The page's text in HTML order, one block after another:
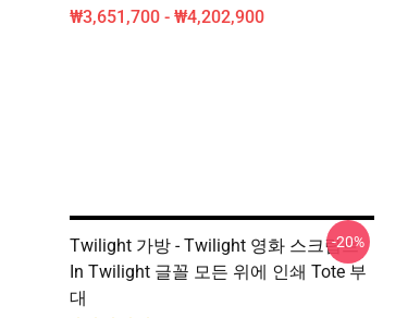
₩3,651,700 - ₩4,202,900
Twilight 가방 - Twilight 영화 스크립트
In Twilight 글꼴 모든 위에 인쇄 Tote 부
대
-20%